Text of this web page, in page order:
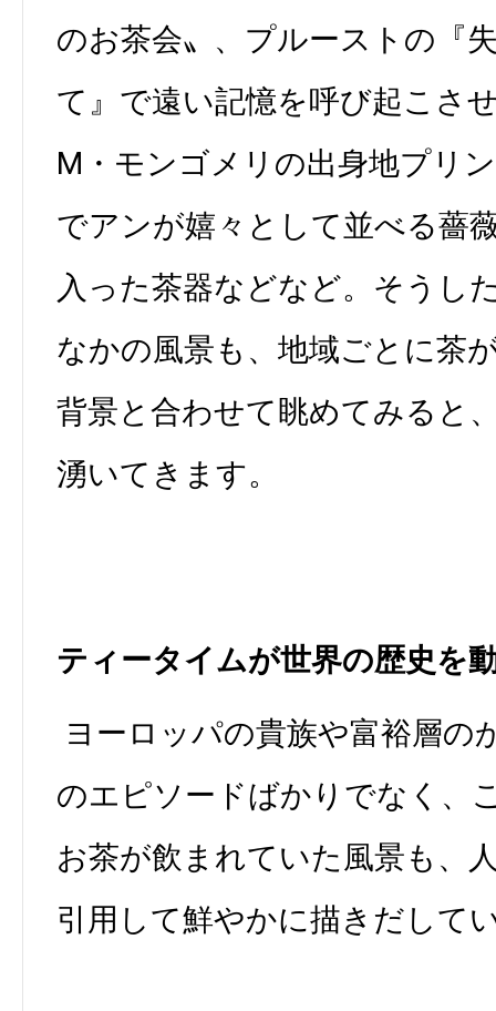
のお茶会〟、プルーストの『
て』で遠い記憶を呼び起こさ
M・モンゴメリの出身地プリ
でアンが嬉々として並べる薔
入った茶器などなど。そうし
なかの風景も、地域ごとに茶
背景と合わせて眺めてみると
湧いてきます。
ティータイムが世界の歴史を
ヨーロッパの貴族や富裕層の
のエピソードばかりでなく、
お茶が飲まれていた風景も、
引用して鮮やかに描きだして